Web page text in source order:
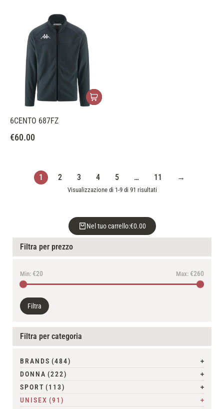
Nel tuo carrello:€0.00
Filtra per prezzo
Min: €20 Max: €260
Filtra
Filtra per categoria
BRANDS (484)
DONNA (222)
SPORT (113)
UNISEX (91)
6CENTO 687FZ
€60.00
1 2 3 4 5 … 11 →
Visualizzazione di 1-9 di 91 risultati